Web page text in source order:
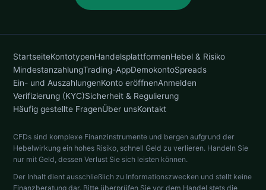
StartseiteKontotypenHandelsplattformenHebel & Risiko
MindestanzahlungTrading-AppDemokontoSpreads
Ein- und AuszahlungenKonto eröffnenAnmelden
Verifizierung (KYC)Sicherheit & Regulierung
Häufig gestellte FragenÜber unsKontakt
CFDs sind komplexe Finanzinstrumente und bergen aufgrund der
Hebelwirkung ein hohes Risiko, schnell Geld zu verlieren. Handeln Sie
nur mit Geld, dessen Verlust Sie sich leisten können.
Der Inhalt dient ausschließlich zu Informationszwecken und stellt keine
Finanzberatung dar. Bitte überprüfen Sie vor dem Handel stets die